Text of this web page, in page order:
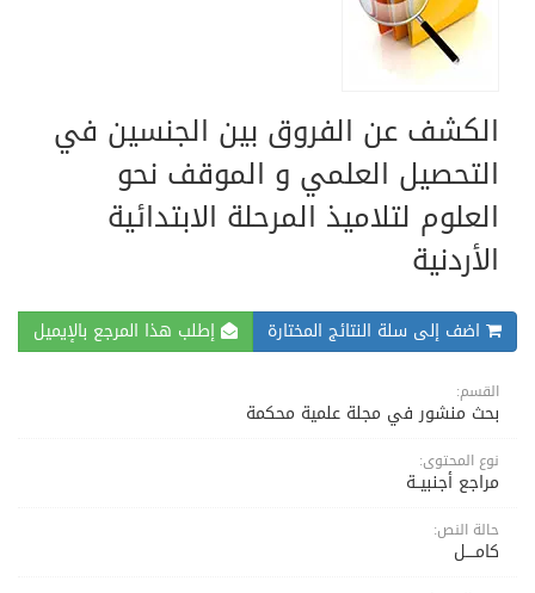
الكشف عن الفروق بين الجنسين في
التحصيل العلمي و الموقف نحو
العلوم لتلاميذ المرحلة الابتدائية
الأردنية
اضف إلى سلة النتائج المختارة إطلب هذا المرجع بالإيميل
القسم:
بحث منشور في مجلة علمية محكمة
نوع المحتوى:
مراجع أجنبيــة
حالة النص:
كامــــل